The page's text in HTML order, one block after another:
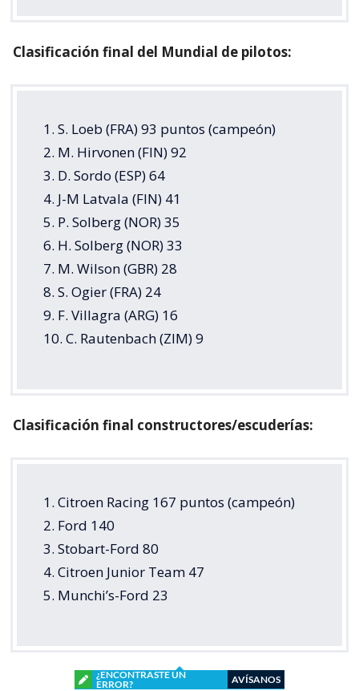
Clasificación final del Mundial de pilotos:
1. S. Loeb (FRA) 93 puntos (campeón)
2. M. Hirvonen (FIN) 92
3. D. Sordo (ESP) 64
4. J-M Latvala (FIN) 41
5. P. Solberg (NOR) 35
6. H. Solberg (NOR) 33
7. M. Wilson (GBR) 28
8. S. Ogier (FRA) 24
9. F. Villagra (ARG) 16
10. C. Rautenbach (ZIM) 9
Clasificación final constructores/escuderías:
1. Citroen Racing 167 puntos (campeón)
2. Ford 140
3. Stobart-Ford 80
4. Citroen Junior Team 47
5. Munchi’s-Ford 23
¿ENCONTRASTE UN
ERROR?
AVÍSANOS